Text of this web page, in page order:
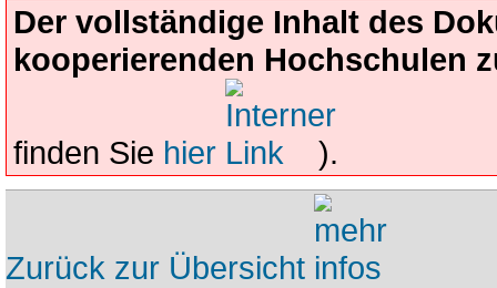
Der vollständige Inhalt des
kooperierenden Hochschulen
finden Sie hier ).
Zurück zur Übersicht